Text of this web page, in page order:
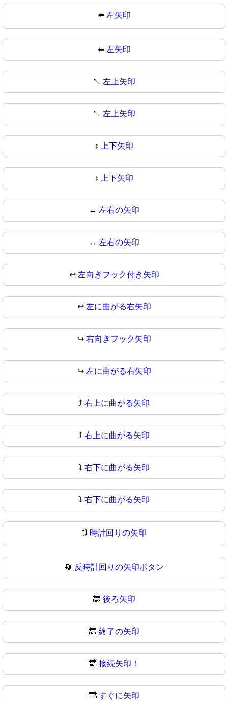
⬅️ 左矢印
⬅ 左矢印
↖️ 左上矢印
↖ 左上矢印
↕️ 上下矢印
↕ 上下矢印
↔️ 左右の矢印
↔ 左右の矢印
↩️ 左向きフック付き矢印
↩ 左に曲がる右矢印
↪️ 右向きフック矢印
↪ 左に曲がる右矢印
⤴️ 右上に曲がる矢印
⤴ 右上に曲がる矢印
⤵️ 右下に曲がる矢印
⤵ 右下に曲がる矢印
🔃 時計回りの矢印
🔄 反時計回りの矢印ボタン
🔙 後ろ矢印
🔚 終了の矢印
🔛 接続矢印！
🔜 すぐに矢印